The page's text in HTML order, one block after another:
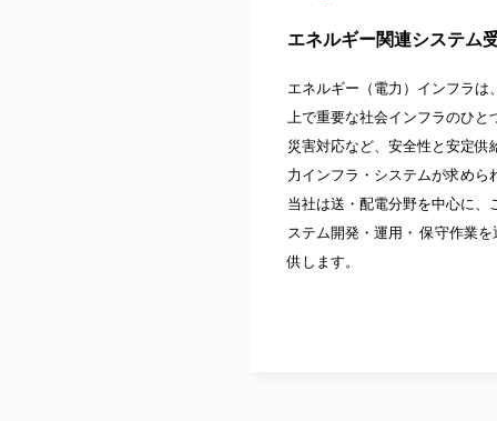
エネルギー関連システム
エネルギー（電力）インフラ
上で重要な社会インフラのひと
災害対応など、安全性と安定
力インフラ・システムが求めら
当社は送・配電分野を中心に
ステム開発・運用・ 保守作業
供します。